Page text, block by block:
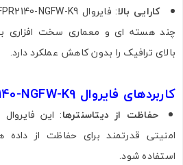
کارایی بالا
چند هسته‌ ای و معماری سخت‌ افزاری
بالای ترافیک را بدون کاهش عملکرد دارد.
کاربردهای فایروال FirePower FPR2140-NGFW-K9
حفاظت از دیتاسنترها: این
امنیتی قدرتمند برای حفاظت از
استفاده شود.